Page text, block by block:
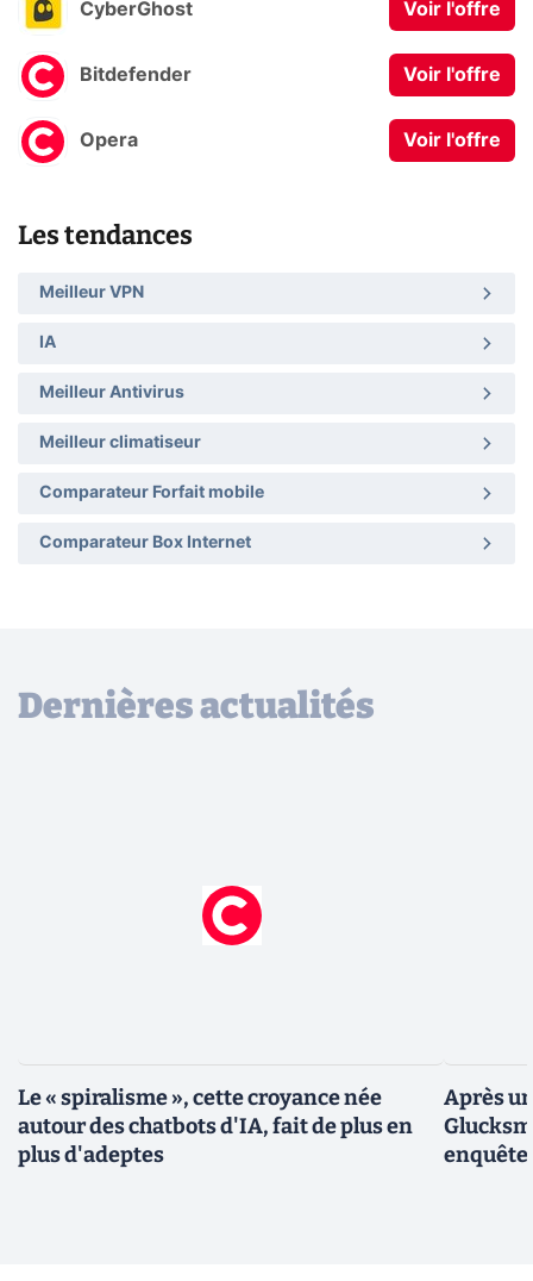
CyberGhost Voir l'offre
Bitdefender Voir l'offre
Opera Voir l'offre
Les tendances
Meilleur VPN
IA
Meilleur Antivirus
Meilleur climatiseur
Comparateur Forfait mobile
Comparateur Box Internet
Dernières actualités
Le « spiralisme », cette croyance née
autour des chatbots d'IA, fait de plus en
plus d'adeptes
Après
enquête